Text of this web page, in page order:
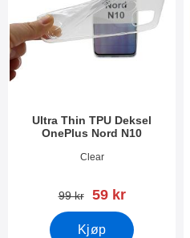
Ultra Thin TPU Deksel
OnePlus Nord N10
Varenummer 39062
Clear
gammel pris
99 kr ny pris
59 kr
Kjøp